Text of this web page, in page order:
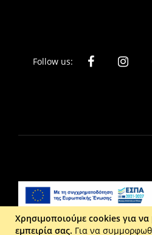
Follow us:
Χρησιμοποιούμε cookies για να
εμπειρία σας. Για να